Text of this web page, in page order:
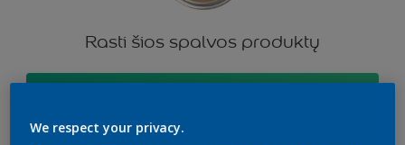
Rasti šios spalvos produktų
We respect your privacy.